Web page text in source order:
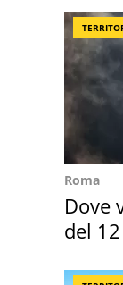
Roma
Dove
del